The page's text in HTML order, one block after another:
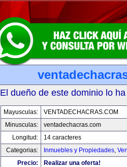
El dueño de este dominio lo
Mayusculas:
VENTADECHACRAS.COM
Minusculas:
ventadechacras.com
Longitud:
14 caracteres
Categorias:
Inmuebles y Propiedades,
Precio:
Realizar una oferta!